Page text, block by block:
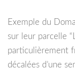
Exemple du
sur leur parcelle
particulièrement
décalées d’une